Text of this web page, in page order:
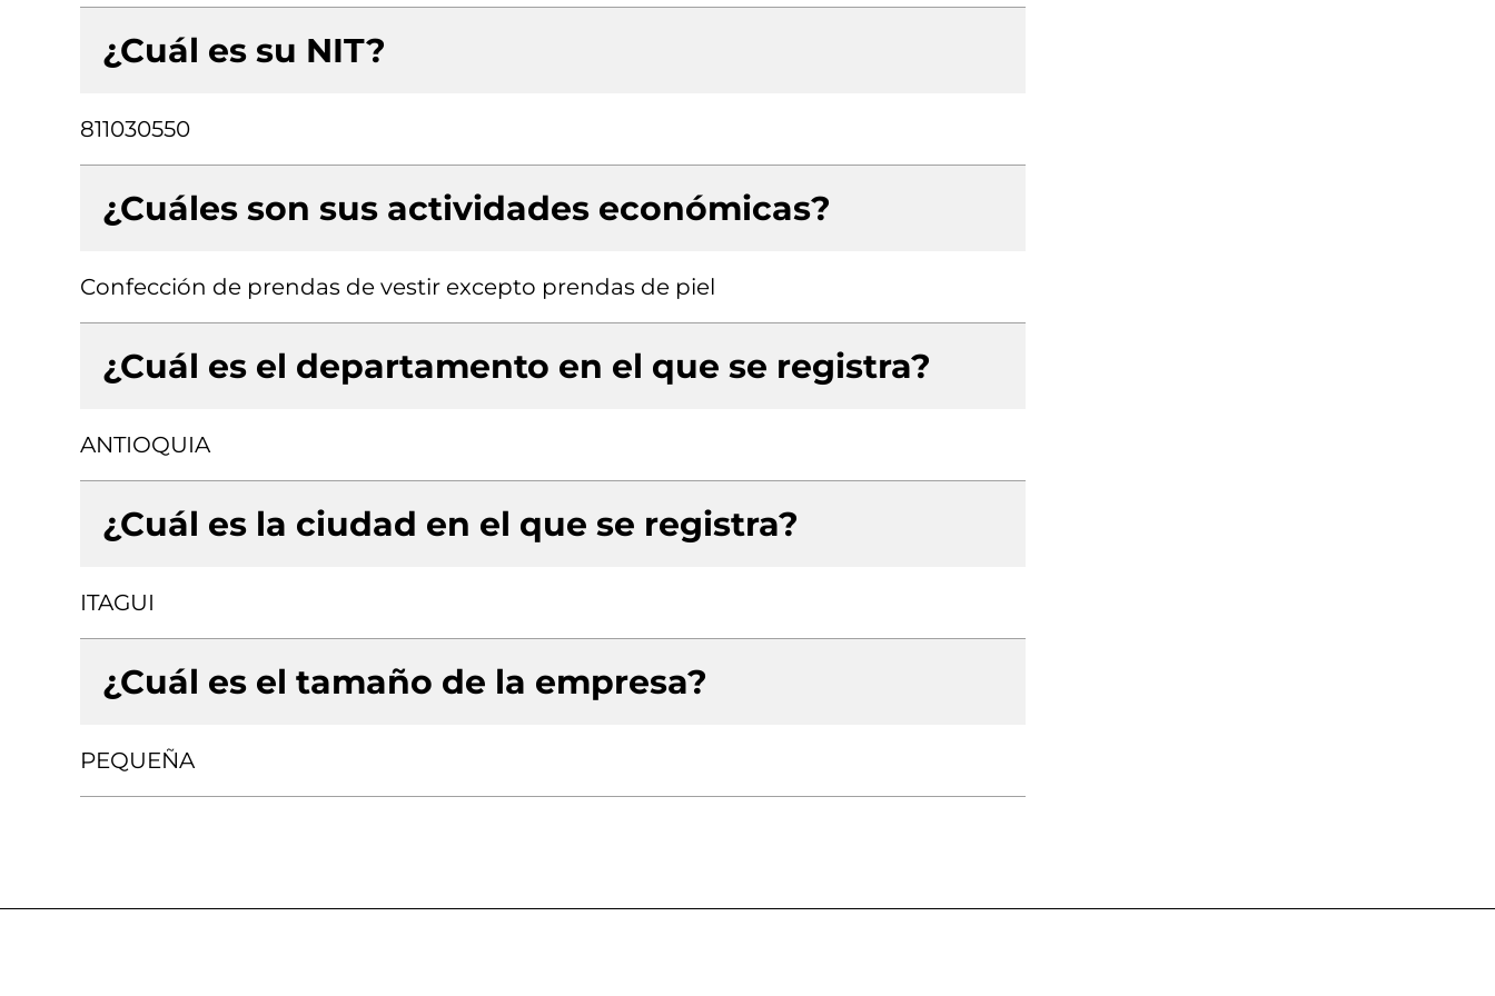
¿Cuál es su NIT?
811030550
¿Cuáles son sus actividades económicas?
Confección de prendas de vestir excepto prendas de piel
¿Cuál es el departamento en el que se registra?
ANTIOQUIA
¿Cuál es la ciudad en el que se registra?
ITAGUI
¿Cuál es el tamaño de la empresa?
PEQUEÑA